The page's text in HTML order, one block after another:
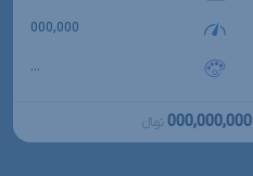
000,000
...
000,000,000 تومانءءء